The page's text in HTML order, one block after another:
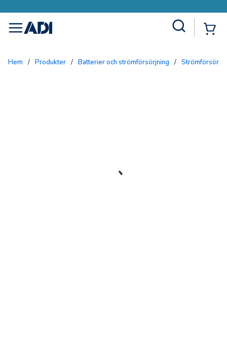
menu
Hem / Produkter / Batterier och strömförsörjning /